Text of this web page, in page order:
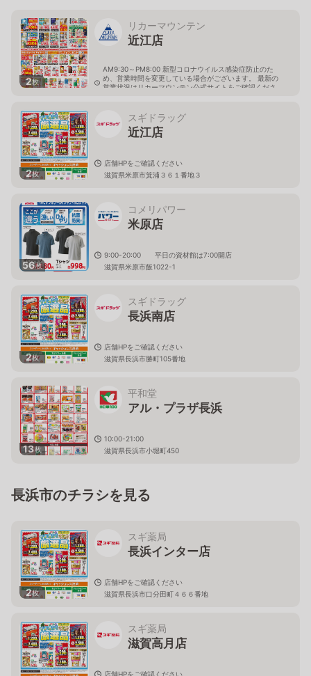
2枚
リカーマウンテン
近江店
AM9:30～PM8:00 新型コロナウイルス感染症防止のた
め、営業時間を変更している場合がございます。 最新の
営業状況はリカーマウンテン公式サイトをご確認くださ
2枚
スギドラッグ
近江店
店舗HPをご確認ください
滋賀県米原市箕浦３６１番地３
56枚
コメリパワー
米原店
9:00-20:00 平日の資材館は7:00開店
滋賀県米原市飯1022-1
2枚
スギドラッグ
長浜南店
店舗HPをご確認ください
滋賀県長浜市勝町105番地
13枚
平和堂
アル・プラザ長浜
10:00-21:00
滋賀県長浜市小堀町450
長浜市のチラシを見る
2枚
スギ薬局
長浜インター店
店舗HPをご確認ください
滋賀県長浜市口分田町４６６番地
スギ薬局
滋賀高月店
店舗HPをご確認ください